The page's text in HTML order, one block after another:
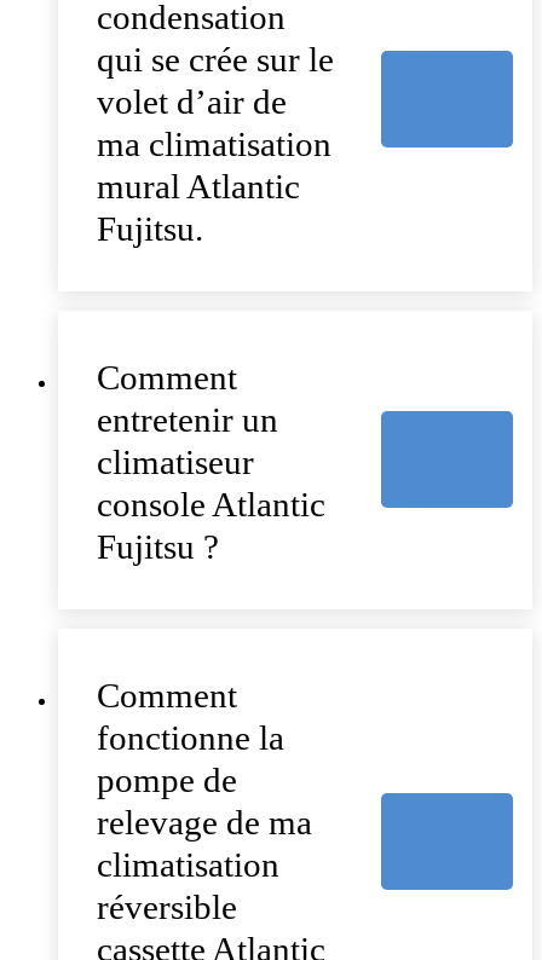
condensation
qui se crée sur le
volet d’air de
ma climatisation
mural Atlantic
Fujitsu.
Comment
entretenir un
climatiseur
console Atlantic
Fujitsu ?
Comment
fonctionne la
pompe de
relevage de ma
climatisation
réversible
cassette Atlantic